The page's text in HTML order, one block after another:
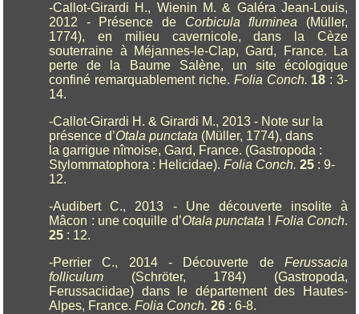
-Callot-Girardi H., Wienin M. & Galéra Jean-Louis,
2012 - Présence de Corbicula fluminea (Müller,
1774), en milieu cavernicole, dans la Cèze
souterraine à Méjannes-le-Clap, Gard, France. La
perte de la Baume Salène, un site écologique
confiné remarquablement riche. Folia Conch. 18 : 3-
14.
-Callot-Girardi H. & Girardi M., 2013 - Note sur la
présence d’Otala punctata (Müller, 1774), dans
la garrigue nîmoise, Gard, France. (Gastropoda :
Stylommatophora : Helicidae).Folia Conch. 25 : 9-
12.
-Audibert C., 2013 - Une découverte insolite à
Mâcon : une coquille d’Otala punctata ! Folia Conch.
25 : 12.
-Perrier C., 2014 - Découverte de Ferussacia
folliculum (Schröter, 1784) (Gastropoda,
Ferussaciidae) dans le département des Hautes-
Alpes, France.Folia Conch. 26 : 6-8.